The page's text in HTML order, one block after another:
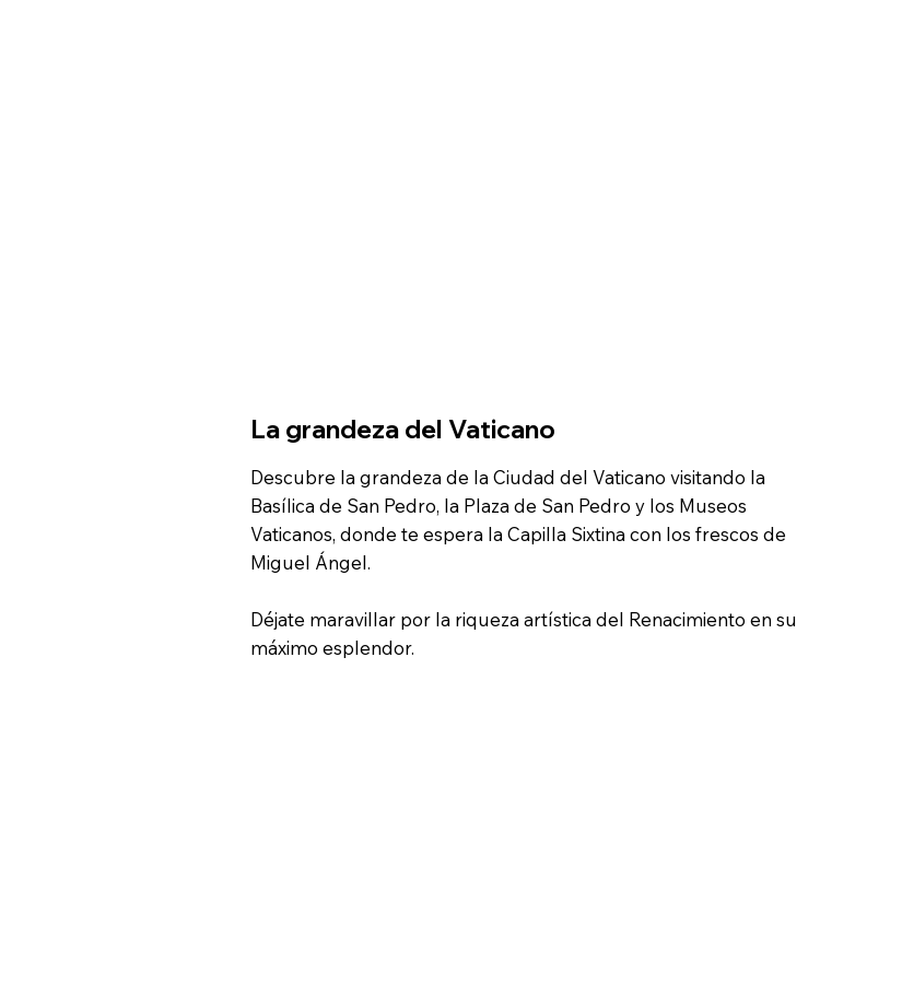
La grandeza del Vaticano
Descubre la grandeza de la Ciudad del Vaticano visitando la
Basílica de San Pedro, la Plaza de San Pedro y los Museos
Vaticanos, donde te espera la Capilla Sixtina con los frescos de
Miguel Ángel.
Déjate maravillar por la riqueza artística del Renacimiento en su
máximo esplendor.